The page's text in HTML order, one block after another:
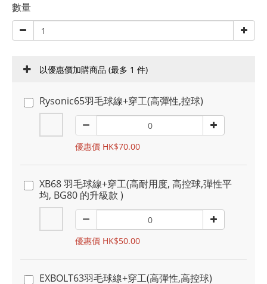
數量
以優惠價加購商品 (最多 1 件)
Rysonic65羽毛球線+穿工(高彈性,控球)
優惠價 HK$70.00
XB68 羽毛球線+穿工(高耐用度, 高控球,彈性平
均, BG80 的升級款 )
優惠價 HK$50.00
EXBOLT63羽毛球線+穿工(高彈性,高控球)